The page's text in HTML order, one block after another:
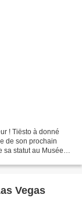
! Tiësto à donné
de son prochain
sa statut au Musée
Vegas